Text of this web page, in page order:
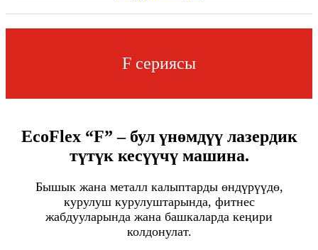
F сериясы
EcoFlex “F” – бул үнөмдүү лазердик
түтүк кесүүчү машина.
Бышык жана металл калыптарды өндүрүүдө,
курулуш курулуштарында, фитнес
жабдууларында жана башкаларда кеңири
колдонулат.